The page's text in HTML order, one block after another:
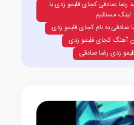
رضا صادقی کجای قلبمو زدی با
لینک مستقیم
صادقی به نام کجای قلبمو زدی
آهنگ کجای قلبمو زدی
زدی رضا صادقی